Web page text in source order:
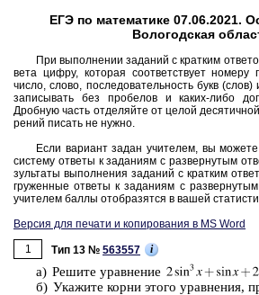
ЕГЭ по математике 07.06.2021.
Вологодская
При вы­пол­не­нии за­да­ний с крат­ким
ве­та цифру, ко­то­рая со­от­вет­ству­ет но­ме­ру
число, слово, по­сле­до­ва­тель­ность букв
за­пи­сы­вать без про­бе­лов и каких-либо
Дроб­ную часть от­де­ляй­те от целой
ре­ний пи­сать не нужно.
Если ва­ри­ант задан учи­те­лем, вы мо­же­те
си­сте­му от­ве­ты к за­да­ни­ям с раз­вер­ну­тым
зуль­та­ты вы­пол­не­ния за­да­ний с крат­ким
гру­жен­ные от­ве­ты к за­да­ни­ям с
учи­те­лем баллы отоб­ра­зят­ся в вашей
Версия для печати и копирования в MS Word
1
Тип 13 № 563557 i
а) Ре­ши­те урав­не­ние
б) Ука­жи­те корни этого урав­не­ния,